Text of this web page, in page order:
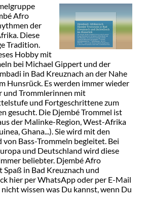
Afro
der
Diese
Tradition.
Hobby mit
bei Michael Gippert und der
in Bad Kreuznach an der Nahe
Hunsrück. Es werden immer wieder
und Trommlerinnen mit
und Fortgeschrittene zum
gesucht. Die Djembé Trommel ist
der Malinke-Region, West-Afrika
Ghana...). Sie wird mit den
Bass-Trommeln begleitet. Bei
und Deutschland wird diese
beliebter. Djembé Afro
in Bad Kreuznach und
hier per WhatsApp oder per E-Mail
wissen was Du kannst, wenn Du